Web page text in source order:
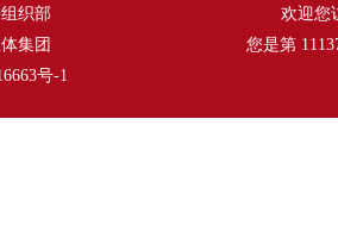
织部
集团
号-1
欢迎您
您是第